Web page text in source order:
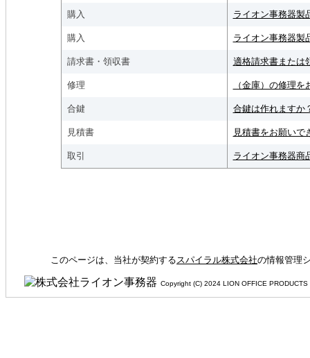
購入 ライオン事務器製
購入 ライオン事務器製
請求書・領収書 適格請求書または
修理 （金庫）の修理を
合鍵 合鍵は作れますか
見積書 見積書をお願いで
取引 ライオン事務器商
このページは、当社が契約するスパイラル株式会社の情報管理
Copyright (C) 2024 LION OFFICE